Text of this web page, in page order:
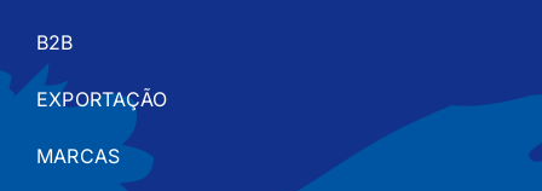
B2B
EXPORTAÇÃO
MARCAS